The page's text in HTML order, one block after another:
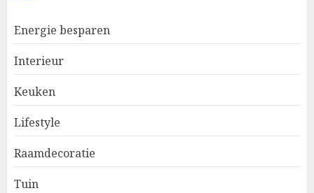
Energie besparen
Interieur
Keuken
Lifestyle
Raamdecoratie
Tuin